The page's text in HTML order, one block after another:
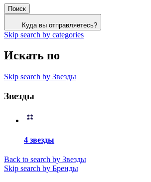
Поиск
Куда вы отправляетесь?
Skip search by categories
Искать по
Skip search by Звезды
Звезды
4 звезды
Back to search by Звезды
Skip search by Бренды